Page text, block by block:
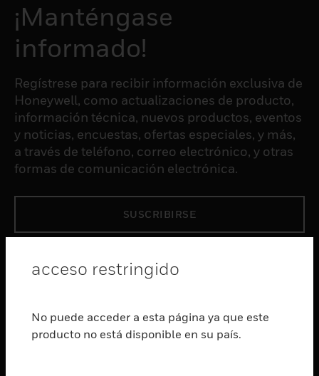
¡Manténgase
informado!
Regístrese para recibir información exclusiva de
Honeywell, como actualizaciones de producto,
información técnica, nuevos productos, eventos
y noticias, encuestas, ofertas especiales, y más,
a través de teléfono, correo electrónico, y otras
formas de comunicación electrónica.
SUSCRIBIRSE
Cambiar vista
SERVICIOS
acceso restringido
No puede acceder a esta página ya que este
producto no está disponible en su país.